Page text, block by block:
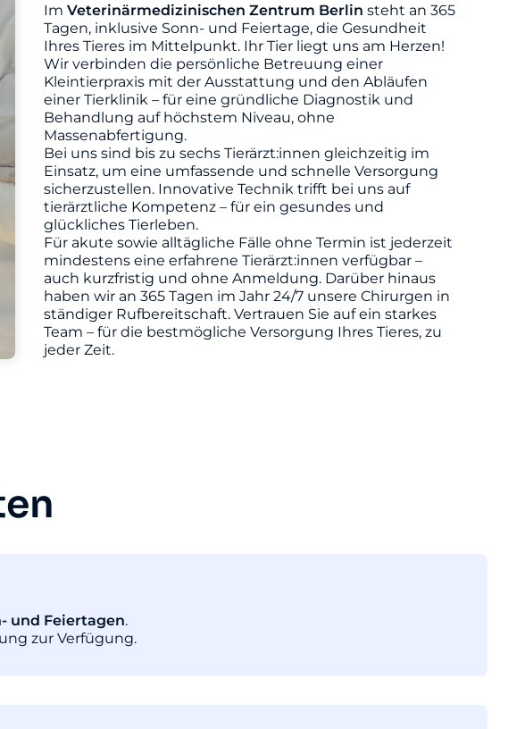
Im Veterinärmedizinischen Zentrum Berlin steht an 365
Tagen, inklusive Sonn- und Feiertage, die Gesundheit
Ihres Tieres im Mittelpunkt. Ihr Tier liegt uns am Herzen!
Wir verbinden die persönliche Betreuung einer
Kleintierpraxis mit der Ausstattung und den Abläufen
einer Tierklinik – für eine gründliche Diagnostik und
Behandlung auf höchstem Niveau, ohne
Massenabfertigung.
Bei uns sind bis zu sechs Tierärzt:innen gleichzeitig im
Einsatz, um eine umfassende und schnelle Versorgung
sicherzustellen. Innovative Technik trifft bei uns auf
tierärztliche Kompetenz – für ein gesundes und
glückliches Tierleben.
Für akute sowie alltägliche Fälle ohne Termin ist jederzeit
mindestens eine erfahrene Tierärzt:innen verfügbar –
auch kurzfristig und ohne Anmeldung. Darüber hinaus
haben wir an 365 Tagen im Jahr 24/7 unsere Chirurgen in
ständiger Rufbereitschaft. Vertrauen Sie auf ein starkes
Team – für die bestmögliche Versorgung Ihres Tieres, zu
jeder Zeit.
und Feiertagen.
zur Verfügung.